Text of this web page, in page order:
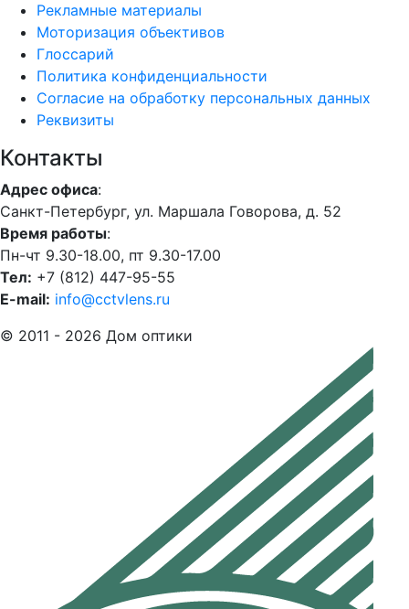
Рекламные материалы
Моторизация объективов
Глоссарий
Политика конфиденциальности
Согласие на обработку персональных данных
Реквизиты
Контакты
Адрес офиса:
Санкт-Петербург, ул. Маршала Говорова, д. 52
Время работы:
Пн-чт 9.30-18.00, пт 9.30-17.00
Тел: +7 (812) 447-95-55
E-mail: info@cctvlens.ru
© 2011 - 2026 Дом оптики